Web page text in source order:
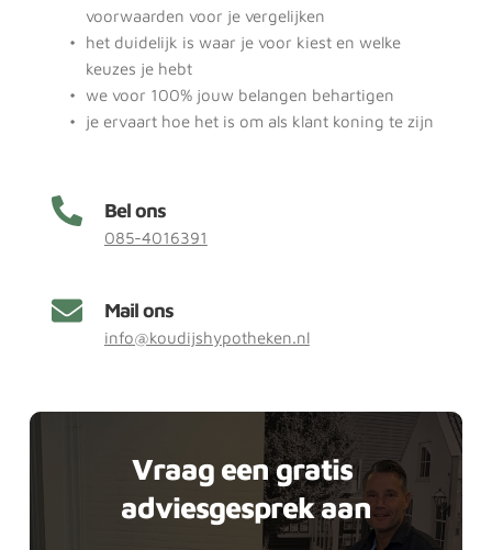
voorwaarden voor je vergelijken
het duidelijk is waar je voor kiest en welke
keuzes je hebt
we voor 100% jouw belangen behartigen
je ervaart hoe het is om als klant koning te zijn
Bel ons
085-4016391
Mail ons
info@koudijshypotheken.nl
Vraag een gratis
adviesgesprek aan